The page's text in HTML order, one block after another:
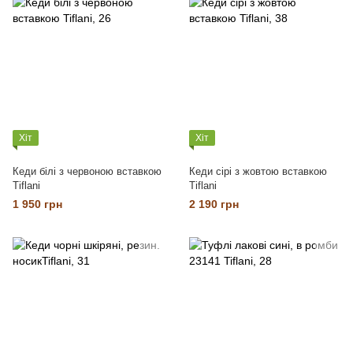
Хіт
Кеди білі з червоною вставкою
Tiflani
1 950 грн
Хіт
Кеди сірі з жовтою вставкою
Tiflani
2 190 грн